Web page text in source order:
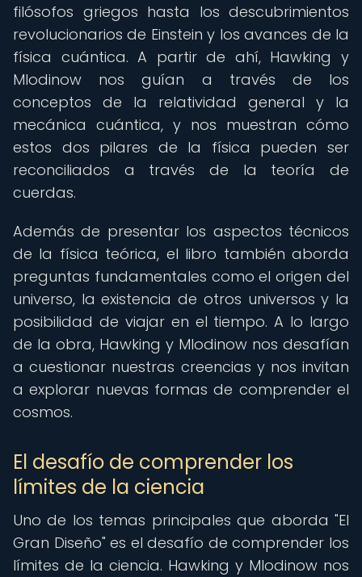
filósofos griegos hasta los descubrimientos
revolucionarios de Einstein y los avances de la
física cuántica. A partir de ahí, Hawking y
Mlodinow nos guían a través de los
conceptos de la relatividad general y la
mecánica cuántica, y nos muestran cómo
estos dos pilares de la física pueden ser
reconciliados a través de la teoría de
cuerdas.
Además de presentar los aspectos técnicos
de la física teórica, el libro también aborda
preguntas fundamentales como el origen del
universo, la existencia de otros universos y la
posibilidad de viajar en el tiempo. A lo largo
de la obra, Hawking y Mlodinow nos desafían
a cuestionar nuestras creencias y nos invitan
a explorar nuevas formas de comprender el
cosmos.
El desafío de comprender los
límites de la ciencia
Uno de los temas principales que aborda "El
Gran Diseño" es el desafío de comprender los
límites de la ciencia. Hawking y Mlodinow nos